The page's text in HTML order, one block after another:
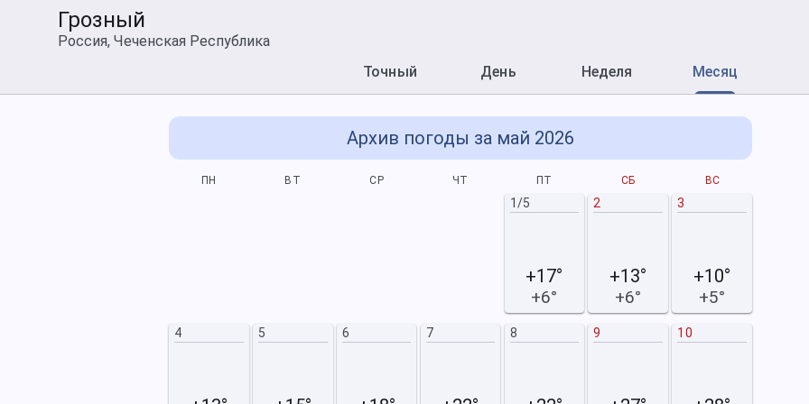
Грозный
Россия, Чеченская Республика
Точный
День Неделя Месяц
Архив погоды за май 2026
ПН ВТ СР ЧТ ПТ СБ ВС
1/5
+17°
+6°
2
+13°
+6°
3
+10°
+5°
4 5 6 7 8 9 10